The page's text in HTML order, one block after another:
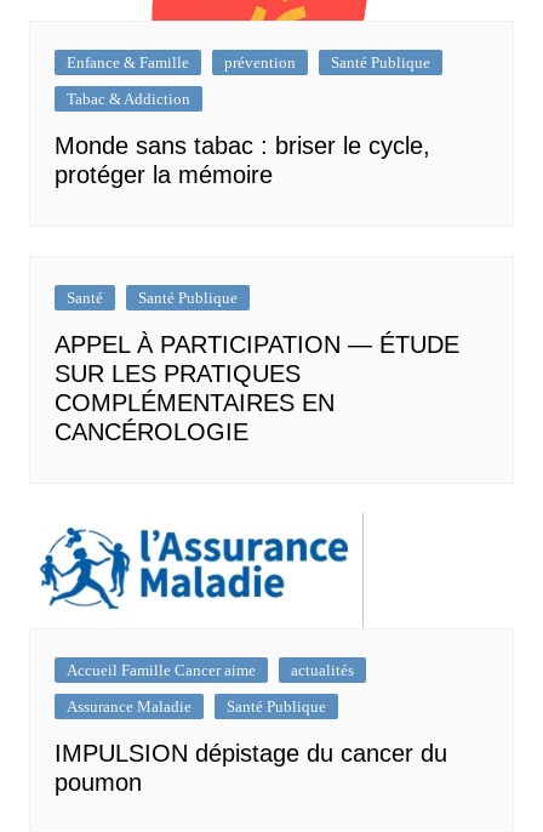
Enfance & Famille prévention
Santé Publique
Tabac & Addiction
Monde sans tabac : briser le cycle,
protéger la mémoire
Santé Santé Publique
APPEL À PARTICIPATION — ÉTUDE
SUR LES PRATIQUES
COMPLÉMENTAIRES EN
CANCÉROLOGIE
Accueil Famille Cancer aime
actualités
Assurance Maladie
Santé Publique
IMPULSION dépistage du cancer du
poumon